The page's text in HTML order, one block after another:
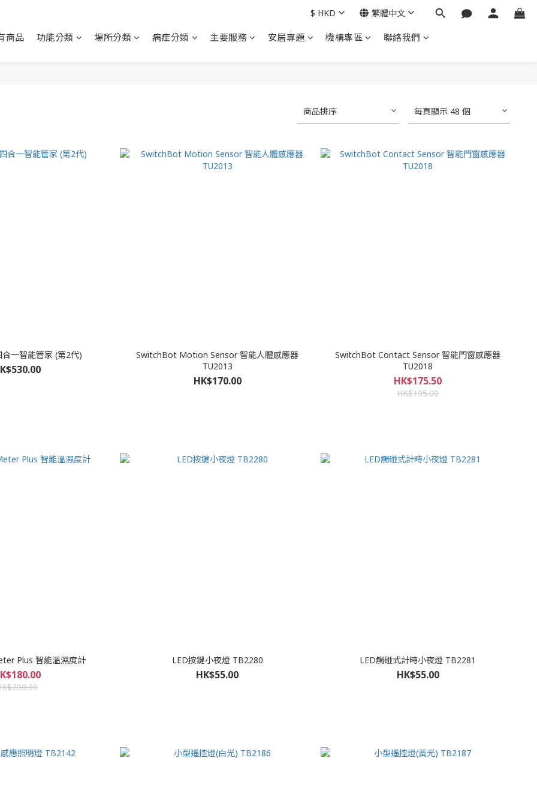
商品 功能分類 場所分類 病症分類 主要服務 安居專題 機構專區 聯絡我們
$ HKD 繁體中文
商品排序 每頁顯示 48 個
一智能管家 (第2代)
SwitchBot Motion Sensor 智能人體感應器
TU2013
HK$170.00
SwitchBot Contact Sensor 智能門窗感應器
TU2018
HK$175.50
HK$195.00
Plus 智能溫濕度計 LED按鍵小夜燈 TB2280
HK$55.00
LED觸碰式計時小夜燈 TB2281
HK$55.00